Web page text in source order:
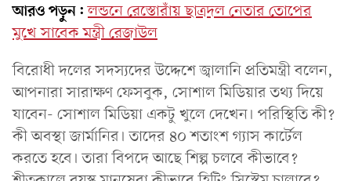
আরও পড়ুন: লন্ডনে রেস্তোরাঁয় ছাত্রদল নেতার তোপের
মুখে সাবেক মন্ত্রী রেজাউল
বিরোধী দলের সদস্যদের উদ্দেশে জ্বালানি প্রতিমন্ত্রী বলেন,
আপনারা সারাক্ষণ ফেসবুক, সোশাল মিডিয়ার তথ্য দিয়ে
যাবেন- সোশাল মিডিয়া একটু খুলে দেখেন। পরিস্থিতি কী?
কী অবস্থা জার্মানির। তাদের ৪০ শতাংশ গ্যাস কার্টেল
করতে হবে। তারা বিপদে আছে শিল্প চলবে কীভাবে?